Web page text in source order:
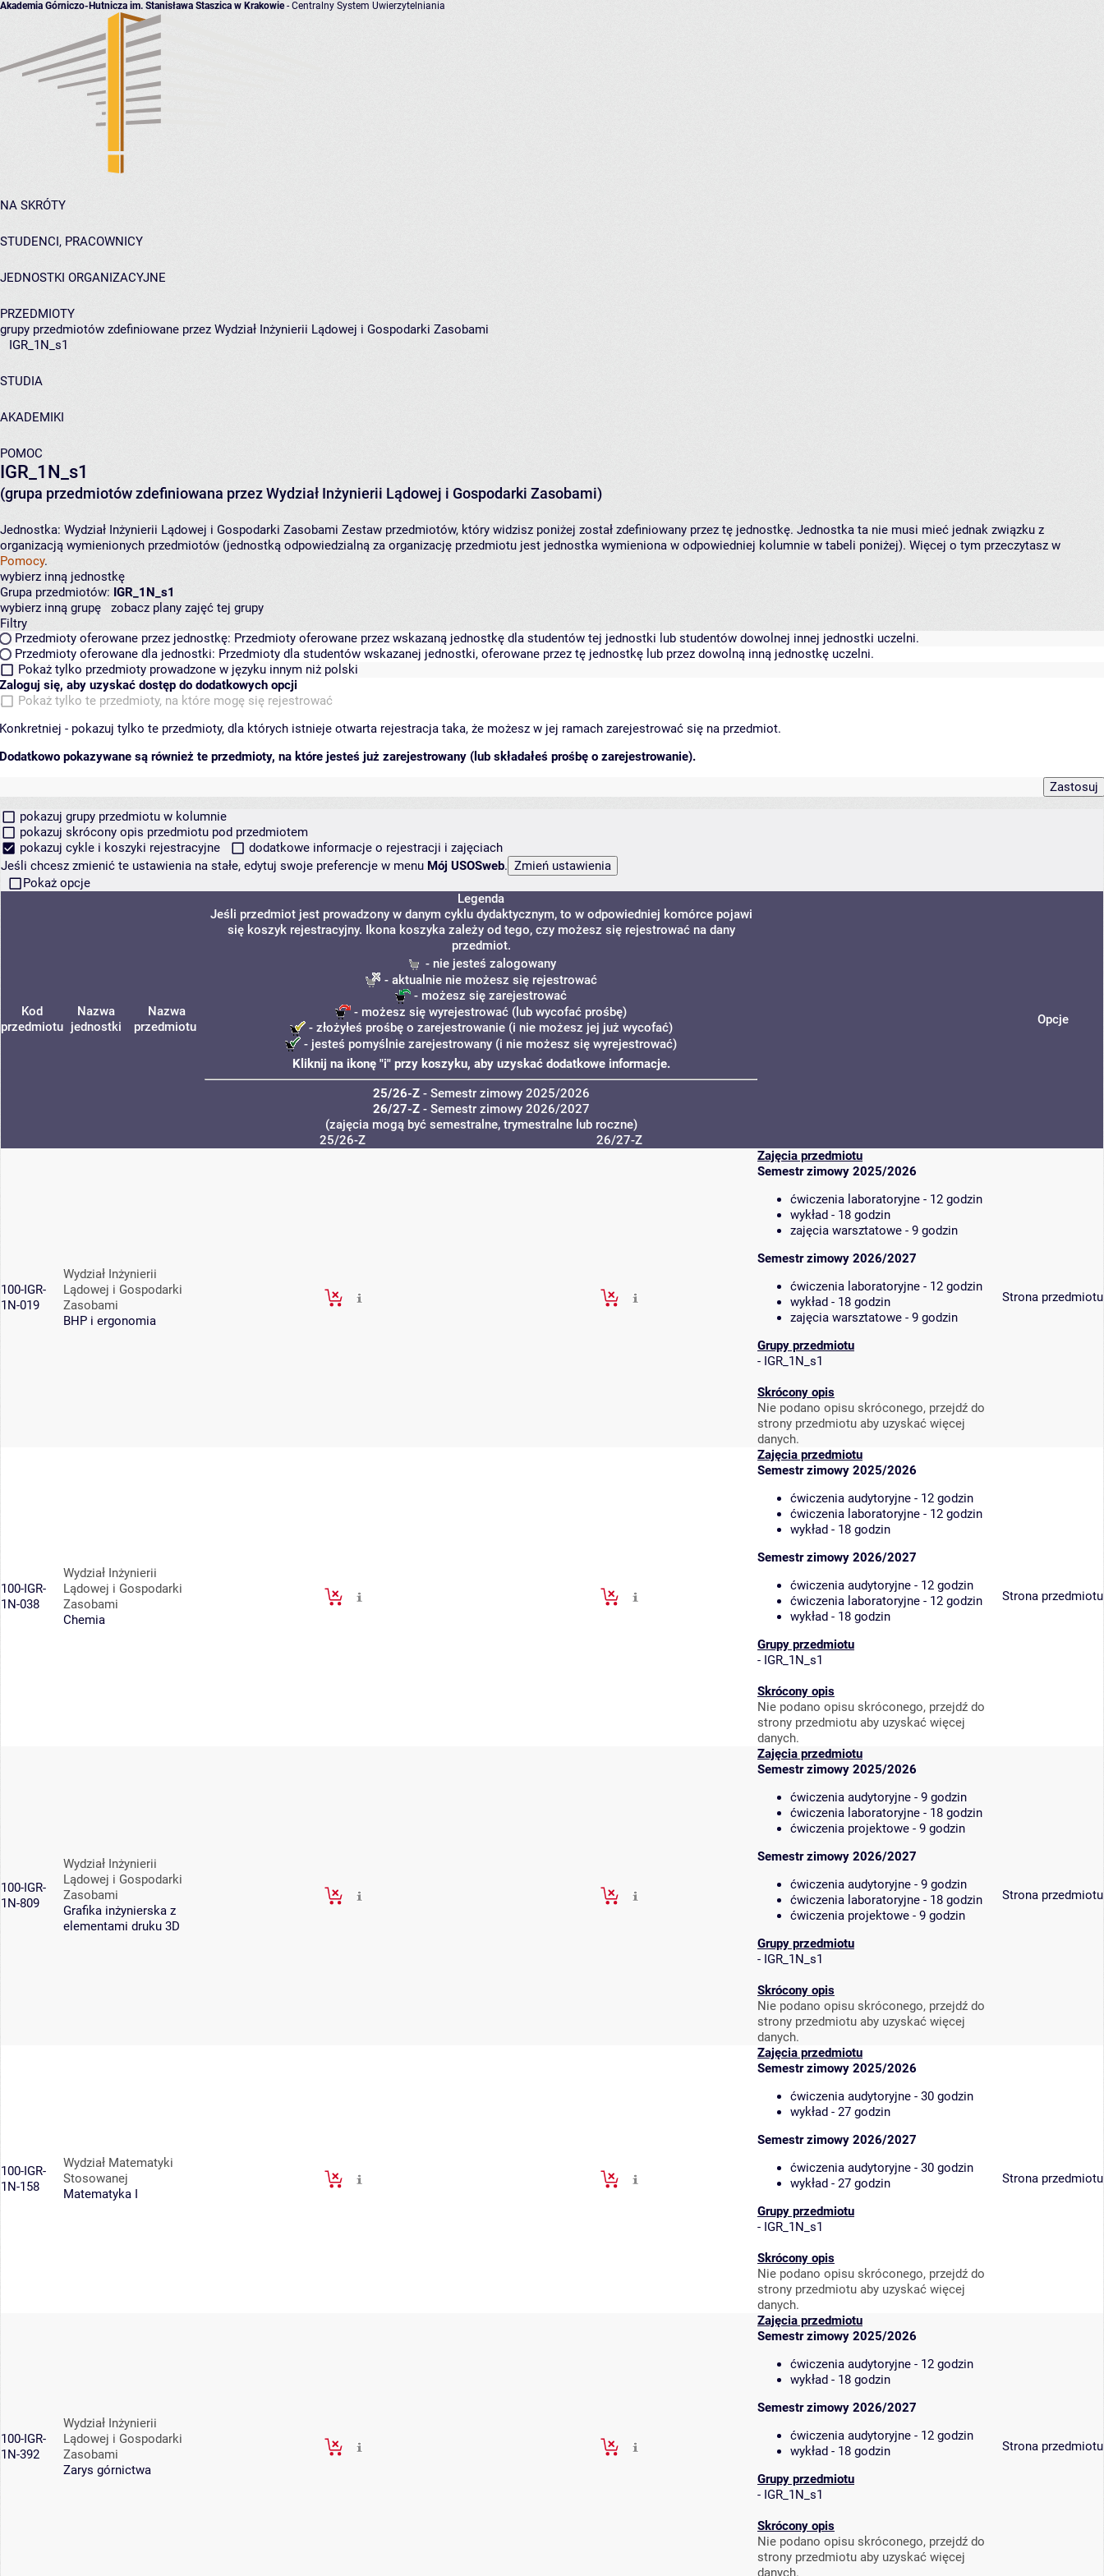
Akademia Górniczo-Hutnicza im. Stanisława Staszica w Krakowie- Centralny System Uwierzytelniania
NA SKRÓTY
STUDENCI, PRACOWNICY
JEDNOSTKI ORGANIZACYJNE
PRZEDMIOTY
grupy przedmiotów zdefiniowane przez Wydział Inżynierii Lądowej i Gospodarki Zasobami
IGR_1N_s1
STUDIA
AKADEMIKI
POMOC
IGR_1N_s1
(grupa przedmiotów zdefiniowana przez Wydział Inżynierii Lądowej i Gospodarki Zasobami)
Jednostka: Wydział Inżynierii Lądowej i Gospodarki Zasobami Zestaw przedmiotów, który widzisz poniżej został zdefiniowany przez tę jednostkę. Jednostka ta nie musi mieć jednak związku z
organizacją wymienionych przedmiotów (jednostką odpowiedzialną za organizację przedmiotu jest jednostka wymieniona w odpowiedniej kolumnie w tabeli poniżej). Więcej o tym przeczytasz w
Pomocy.
wybierz inną jednostkę
Grupa przedmiotów: IGR_1N_s1
wybierz inną grupę
zobacz plany zajęć tej grupy
Filtry
Przedmioty oferowane przez jednostkę: Przedmioty oferowane przez wskazaną jednostkę dla studentów tej jednostki lub studentów dowolnej innej jednostki uczelni.
Przedmioty oferowane dla jednostki: Przedmioty dla studentów wskazanej jednostki, oferowane przez tę jednostkę lub przez dowolną inną jednostkę uczelni.
Pokaż tylko przedmioty prowadzone w języku innym niż polski
Zaloguj się, aby uzyskać dostęp do dodatkowych opcji
Pokaż tylko te przedmioty, na które mogę się rejestrować
Konkretniej - pokazuj tylko te przedmioty, dla których istnieje otwarta rejestracja taka, że możesz w jej ramach zarejestrować się na przedmiot.
Dodatkowo pokazywane są również te przedmioty, na które jesteś już zarejestrowany (lub składałeś prośbę o zarejestrowanie).
pokazuj grupy przedmiotu w kolumnie
pokazuj skrócony opis przedmiotu pod przedmiotem
pokazuj cykle i koszyki rejestracyjne
dodatkowe informacje o rejestracji i zajęciach
Jeśli chcesz zmienić te ustawienia na stałe, edytuj swoje preferencje w menu Mój USOSweb.
Pokaż opcje
Kod
przedmiotu
Nazwa
jednostki
Nazwa
przedmiotu
Legenda
Jeśli przedmiot jest prowadzony w danym cyklu dydaktycznym, to w odpowiedniej komórce pojawi
się koszyk rejestracyjny. Ikona koszyka zależy od tego, czy możesz się rejestrować na dany
przedmiot.
- nie jesteś zalogowany
- aktualnie nie możesz się rejestrować
- możesz się zarejestrować
- możesz się wyrejestrować (lub wycofać prośbę)
- złożyłeś prośbę o zarejestrowanie (i nie możesz jej już wycofać)
- jesteś pomyślnie zarejestrowany (i nie możesz się wyrejestrować)
Kliknij na ikonę "i" przy koszyku, aby uzyskać dodatkowe informacje.
25/26-Z- Semestr zimowy 2025/2026
26/27-Z- Semestr zimowy 2026/2027
(zajęcia mogą być semestralne, trymestralne lub roczne)
Opcje
25/26-Z 26/27-Z
100-IGR-
1N-019
Wydział Inżynierii
Lądowej i Gospodarki
Zasobami
BHP i ergonomia
Zajęcia przedmiotu
Semestr zimowy 2025/2026
ćwiczenia laboratoryjne - 12 godzin
wykład - 18 godzin
zajęcia warsztatowe - 9 godzin
Semestr zimowy 2026/2027
ćwiczenia laboratoryjne - 12 godzin
wykład - 18 godzin
zajęcia warsztatowe - 9 godzin
Grupy przedmiotu
- IGR_1N_s1
Skrócony opis
Nie podano opisu skróconego, przejdź do
strony przedmiotu aby uzyskać więcej
danych.
Strona przedmiotu
100-IGR-
1N-038
Wydział Inżynierii
Lądowej i Gospodarki
Zasobami
Chemia
Zajęcia przedmiotu
Semestr zimowy 2025/2026
ćwiczenia audytoryjne - 12 godzin
ćwiczenia laboratoryjne - 12 godzin
wykład - 18 godzin
Semestr zimowy 2026/2027
ćwiczenia audytoryjne - 12 godzin
ćwiczenia laboratoryjne - 12 godzin
wykład - 18 godzin
Grupy przedmiotu
- IGR_1N_s1
Skrócony opis
Nie podano opisu skróconego, przejdź do
strony przedmiotu aby uzyskać więcej
danych.
Strona przedmiotu
100-IGR-
1N-809
Wydział Inżynierii
Lądowej i Gospodarki
Zasobami
Grafika inżynierska z
elementami druku 3D
Zajęcia przedmiotu
Semestr zimowy 2025/2026
ćwiczenia audytoryjne - 9 godzin
ćwiczenia laboratoryjne - 18 godzin
ćwiczenia projektowe - 9 godzin
Semestr zimowy 2026/2027
ćwiczenia audytoryjne - 9 godzin
ćwiczenia laboratoryjne - 18 godzin
ćwiczenia projektowe - 9 godzin
Grupy przedmiotu
- IGR_1N_s1
Skrócony opis
Nie podano opisu skróconego, przejdź do
strony przedmiotu aby uzyskać więcej
danych.
Strona przedmiotu
100-IGR-
1N-158
Wydział Matematyki
Stosowanej
Matematyka I
Zajęcia przedmiotu
Semestr zimowy 2025/2026
ćwiczenia audytoryjne - 30 godzin
wykład - 27 godzin
Semestr zimowy 2026/2027
ćwiczenia audytoryjne - 30 godzin
wykład - 27 godzin
Grupy przedmiotu
- IGR_1N_s1
Skrócony opis
Nie podano opisu skróconego, przejdź do
strony przedmiotu aby uzyskać więcej
danych.
Strona przedmiotu
100-IGR-
1N-392
Wydział Inżynierii
Lądowej i Gospodarki
Zasobami
Zarys górnictwa
Zajęcia przedmiotu
Semestr zimowy 2025/2026
ćwiczenia audytoryjne - 12 godzin
wykład - 18 godzin
Semestr zimowy 2026/2027
ćwiczenia audytoryjne - 12 godzin
wykład - 18 godzin
Grupy przedmiotu
- IGR_1N_s1
Skrócony opis
Nie podano opisu skróconego, przejdź do
strony przedmiotu aby uzyskać więcej
danych.
Strona przedmiotu